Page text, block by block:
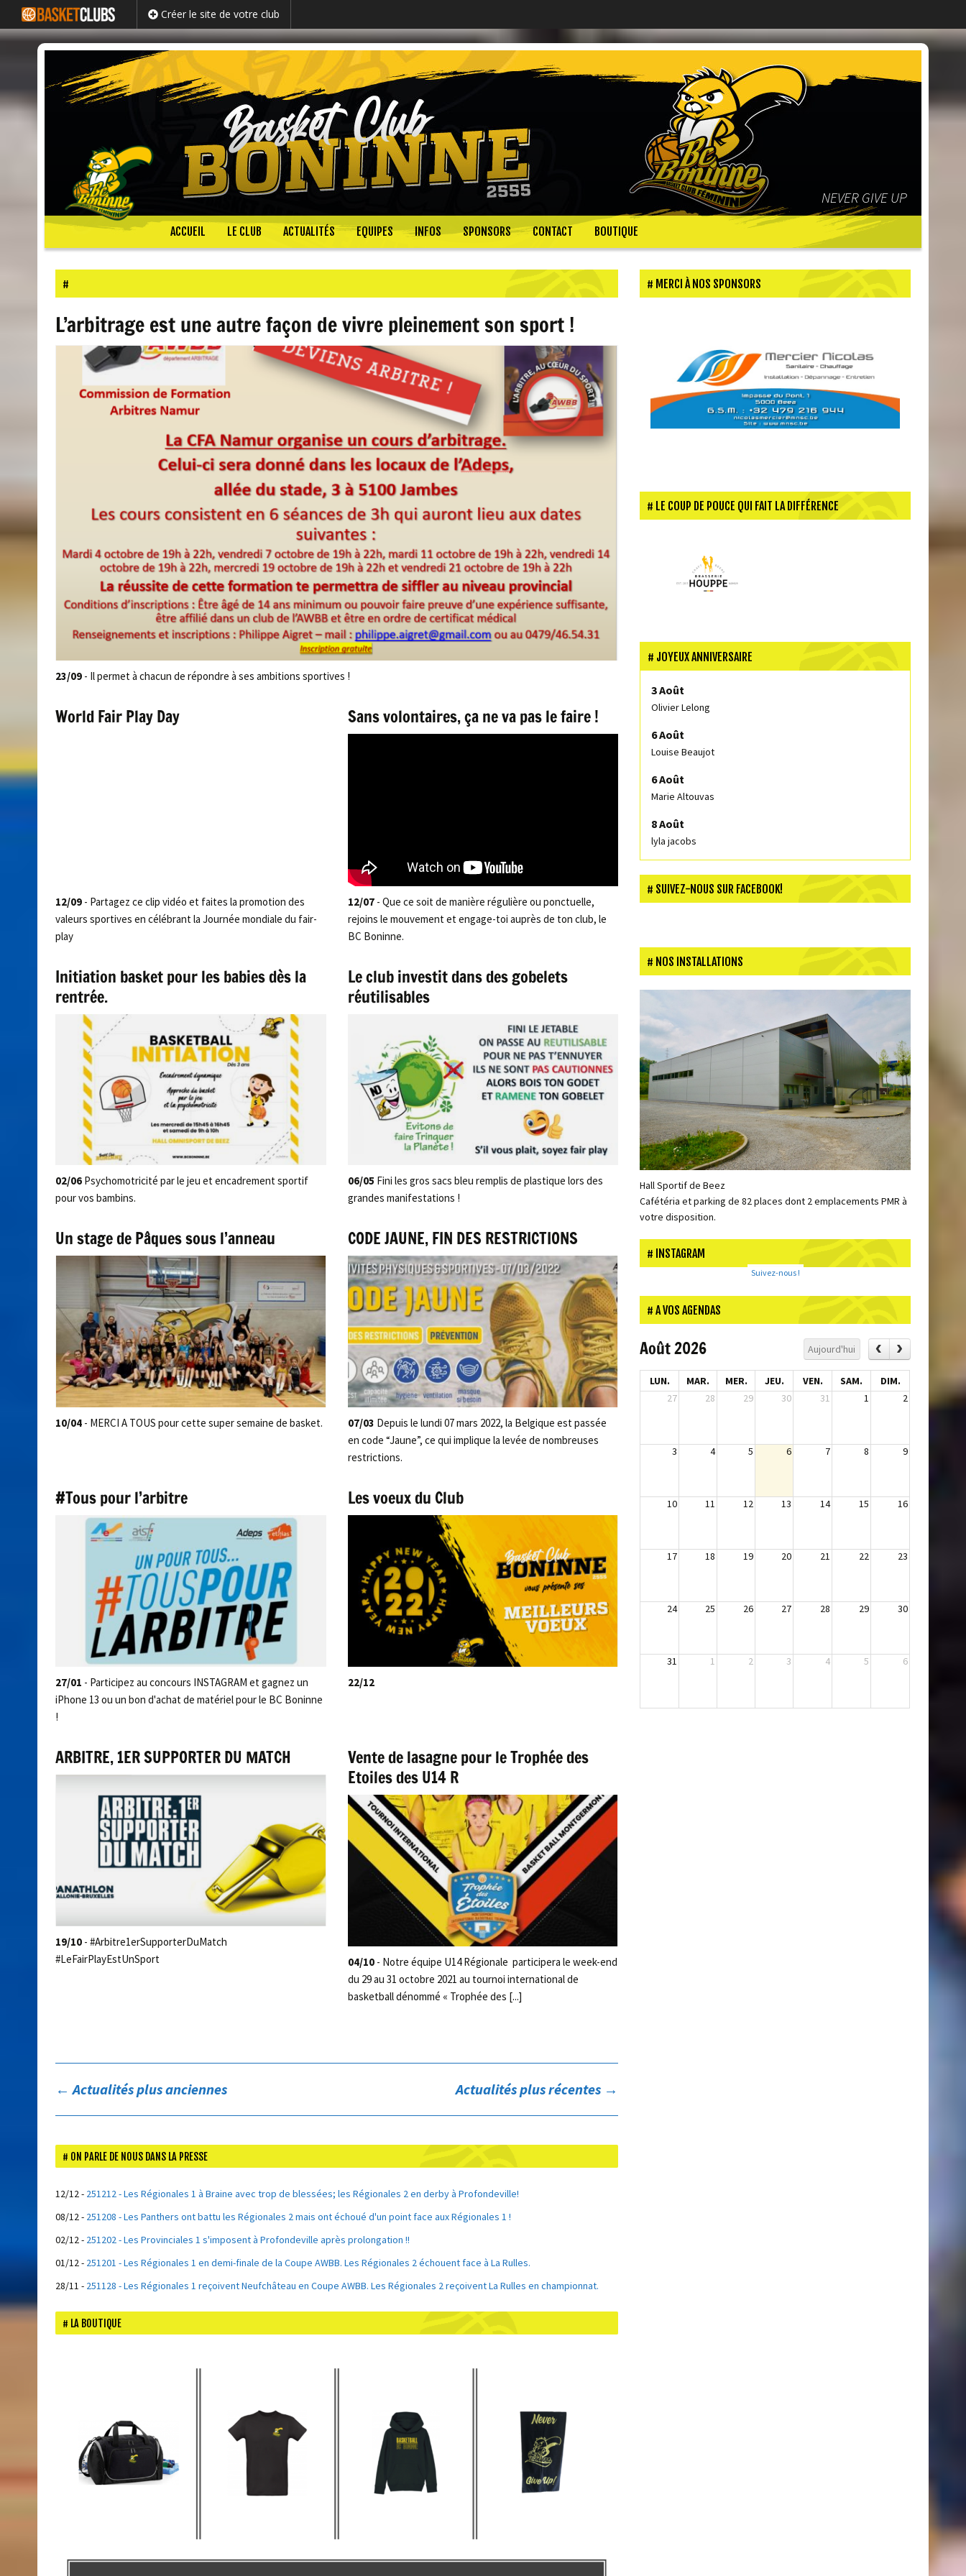
Créer le site de votre club
NEVER GIVE UP
Passer
ACCUEIL LE CLUB ACTUALITÉS EQUIPES INFOS SPONSORS CONTACT BOUTIQUE
L’arbitrage est une autre façon de vivre pleinement son sport !
23/09 - Il permet à chacun de répondre à ses ambitions sportives !
World Fair Play Day
12/09 - Partagez ce clip vidéo et faites la promotion des
valeurs sportives en célébrant la Journée mondiale du fair-
play
Sans volontaires, ça ne va pas le faire !
12/07- Que ce soit de manière régulière ou ponctuelle,
rejoins le mouvement et engage-toi auprès de ton club, le
BC Boninne.
Initiation basket pour les babies dès la
rentrée.
02/06 Psychomotricité par le jeu et encadrement sportif
pour vos bambins.
Le club investit dans des gobelets
réutilisables
06/05 Fini les gros sacs bleu remplis de plastique lors des
grandes manifestations !
Un stage de Pâques sous l’anneau
10/04 - MERCI A TOUS pour cette super semaine de basket.
CODE JAUNE, FIN DES RESTRICTIONS
07/03 Depuis le lundi 07 mars 2022, la Belgique est passée
en code “Jaune”, ce qui implique la levée de nombreuses
restrictions.
#Tous pour l’arbitre
27/01 - Participez au concours INSTAGRAM et gagnez un
iPhone 13 ou un bon d'achat de matériel pour le BC Boninne
!
Les voeux du Club
22/12
ARBITRE, 1ER SUPPORTER DU MATCH
19/10 - #Arbitre1erSupporterDuMatch
#LeFairPlayEstUnSport
Vente de lasagne pour le Trophée des
Etoiles des U14 R
04/10- Notre équipe U14 Régionale participera le week-end
du 29 au 31 octobre 2021 au tournoi international de
basketball dénommé « Trophée des [...]
← Actualités plus anciennes Actualités plus récentes →
ON PARLE DE NOUS DANS LA PRESSE
12/12- 251212 - Les Régionales 1 à Braine avec trop de blessées; les Régionales 2 en derby à Profondeville!
08/12- 251208 - Les Panthers ont battu les Régionales 2 mais ont échoué d'un point face aux Régionales 1 !
02/12- 251202 - Les Provinciales 1 s'imposent à Profondeville après prolongation !!
01/12- 251201 - Les Régionales 1 en demi-finale de la Coupe AWBB. Les Régionales 2 échouent face à La Rulles.
28/11 - 251128 - Les Régionales 1 reçoivent Neufchâteau en Coupe AWBB. Les Régionales 2 reçoivent La Rulles en championnat.
LA BOUTIQUE
MERCI À NOS SPONSORS
LE COUP DE POUCE QUI FAIT LA DIFFÉRENCE
JOYEUX ANNIVERSAIRE
3 Août
Olivier Lelong
6 Août
Louise Beaujot
6 Août
Marie Altouvas
8 Août
lyla jacobs
SUIVEZ-NOUS SUR FACEBOOK!
NOS INSTALLATIONS
Hall Sportif de Beez
Cafétéria et parking de 82 places dont 2 emplacements PMR à
votre disposition.
INSTAGRAM
Suivez-nous !
A VOS AGENDAS
Août 2026 Aujourd'hui
LUN. MAR. MER. JEU. VEN. SAM.
DIM.
27
28 29 30 31 1 2
3 4 5 6 7 8 9
10 11 12 13 14 15 16
17 18 19 20 21 22 23
24 25 26 27 28 29 30
31 1 2 3 4 5 6